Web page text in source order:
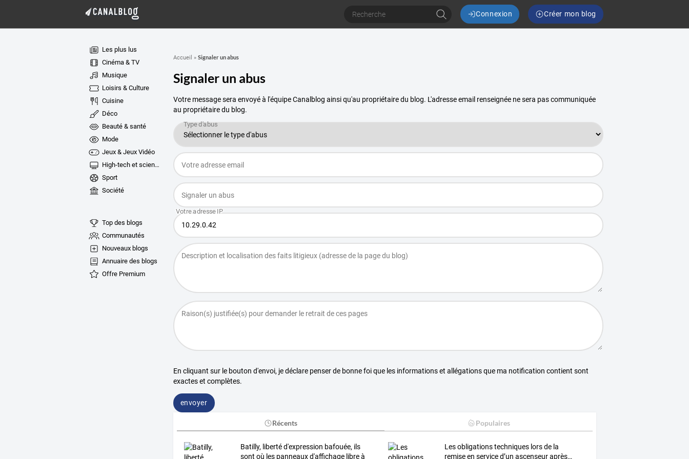
Connexion Créer mon blog
Les plus lus
Cinéma & TV
Musique
Loisirs & Culture
Cuisine
Déco
Beauté & santé
Mode
Jeux & Jeux Vidéo
High-tech et sciences
Sport
Société
Top des blogs
Communautés
Nouveaux blogs
Annuaire des blogs
Offre Premium
Accueil » Signaler un abus
Signaler un abus
Votre message sera envoyé à l'équipe Canalblog ainsi qu'au propriétaire du blog. L'adresse email renseignée ne sera pas communiquée
au propriétaire du blog.
En cliquant sur le bouton d'envoi, je déclare penser de bonne foi que les informations et allégations que ma notification contient sont
exactes et complètes.
envoyer
Récents Populaires
Batilly, liberté d'expression bafouée, ils
sont où les panneaux d'affichage libre à
Lesobligationstechniques lorsde la
remiseen serviced’un ascenseuraprès…